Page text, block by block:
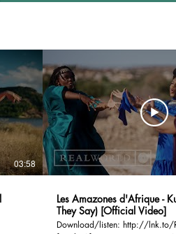
03:58
Les Amazones d'Afrique -
They Say) [Official Video]
Download/listen: http://lnk.to/